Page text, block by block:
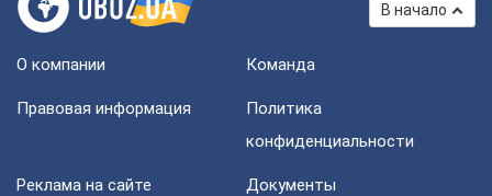
В начало
О компании Команда
Правовая информация
Политика
конфиденциальности
Реклама на сайте Документы